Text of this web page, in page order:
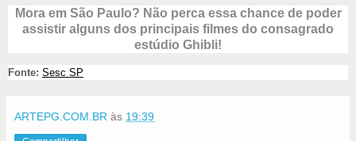
Mora em São Paulo? Não perca essa chance de poder
assistir alguns dos principais filmes do consagrado
estúdio Ghibli!
Fonte: Sesc SP
ARTEPG.COM.BR às 19:39